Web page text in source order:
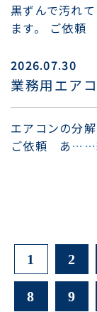
黒ずんで汚れ
ます。 ご依頼
2026.07.30
業務用エア
エアコンの分
ご依頼 あ……
1 2
8 9